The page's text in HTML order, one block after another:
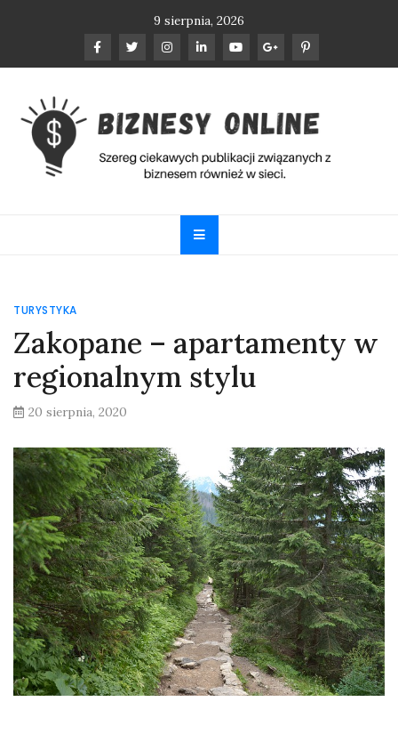
9 sierpnia, 2026
Biznesy Online
również w sieci.
TURYSTYKA
Zakopane – apartamenty w
regionalnym stylu
20 sierpnia, 2020